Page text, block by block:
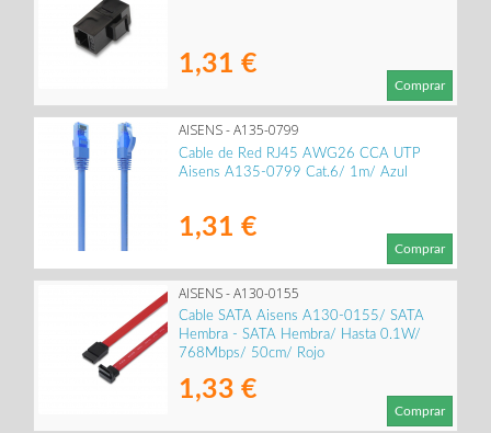
1,31 €
Comprar
AISENS - A135-0799
Cable de Red RJ45 AWG26 CCA UTP
Aisens A135-0799 Cat.6/ 1m/ Azul
1,31 €
Comprar
AISENS - A130-0155
Cable SATA Aisens A130-0155/ SATA
Hembra - SATA Hembra/ Hasta 0.1W/
768Mbps/ 50cm/ Rojo
1,33 €
Comprar